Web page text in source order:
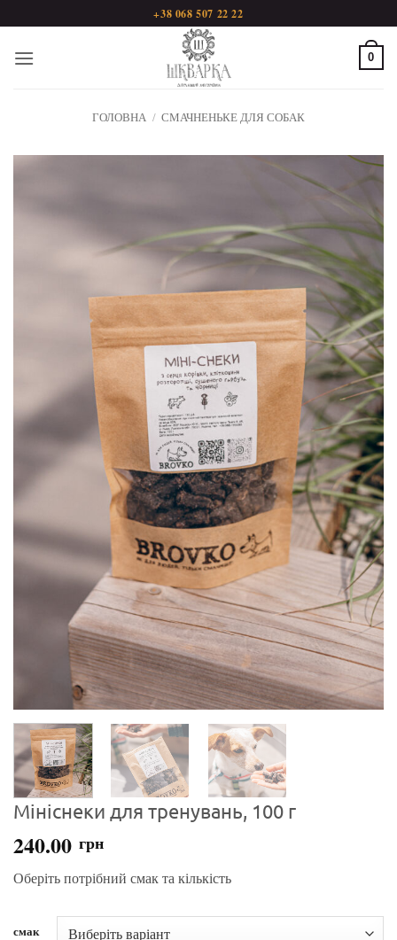
+38 068 507 22 22
0
ГОЛОВНА / СМАЧНЕНЬКЕ ДЛЯ СОБАК
Мініснеки для тренувань, 100 г
240.00 грн
Оберіть потрібний смак та кількість
смак